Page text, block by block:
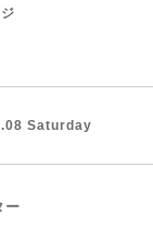
Saturday
ー